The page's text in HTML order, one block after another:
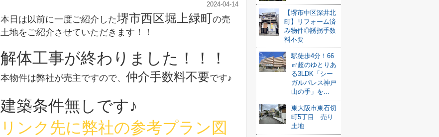
2024-04-14
本日は以前に一度ご紹介した堺市西区堀上緑町の売
土地をご紹介させていただきます！！
解体工事が終わりました！！！
本物件は弊社が売主ですので、 仲介手数料不要です♪
建築条件無しです♪
リンク先に弊社の参考プラン図
【堺市中区深井北
町】リフォーム済
み物件◎誘拐手数
料不要
駅徒歩4分！66
㎡超のゆとりあ
る3LDK「シー
ガルパレス神戸
山の手」を...
東大阪市東石切
町5丁目 売り
土地